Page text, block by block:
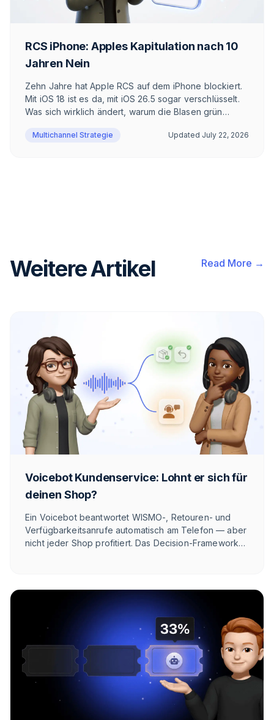
RCS iPhone: Apples Kapitulation nach 10
Jahren Nein
Zehn Jahre hat Apple RCS auf dem iPhone blockiert.
Mit iOS 18 ist es da, mit iOS 26.5 sogar verschlüsselt.
Was sich wirklich ändert, warum die Blasen grün
Multichannel Strategie Updated July 22, 2026
Weitere Artikel Read More →
Voicebot Kundenservice: Lohnt er sich für
deinen Shop?
Ein Voicebot beantwortet WISMO-, Retouren- und
Verfügbarkeitsanrufe automatisch am Telefon — aber
nicht jeder Shop profitiert. Das Decision-Framework